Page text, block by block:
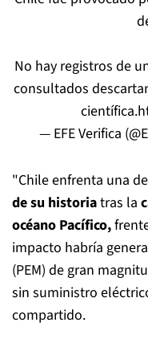
No hay registros de
consultados
científica.
— EFE Verifica
"Chile enfrenta una
de su historiatras la
océano Pacífico,
impacto habría
(PEM) de gran
sin suministro
compartido.